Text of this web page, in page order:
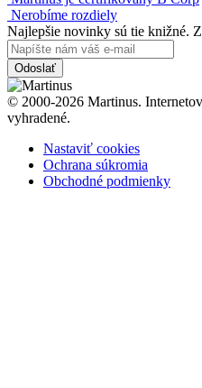
Nerobíme rozdiely
Najlepšie novinky sú tie knižné.
Odoslať
© 2000-2026 Martinus.
vyhradené.
Nastaviť cookies
Ochrana súkromia
Obchodné podmienky